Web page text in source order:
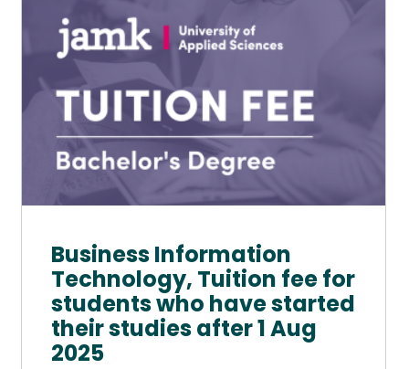
Business Information
Technology, Tuition fee for
students who have started
their studies after 1 Aug
2025
valinnat
tuotteen
sivulla.